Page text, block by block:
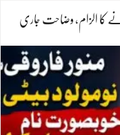
کا الزام، وضاحت جاری